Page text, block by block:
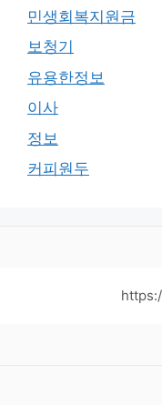
민생회복지원금
보청기
유용한정보
이사
정보
커피원두